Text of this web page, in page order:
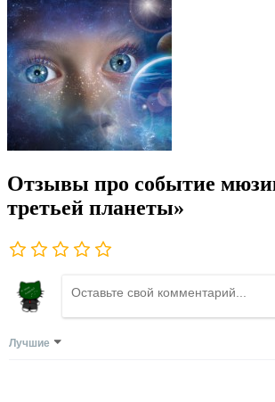
Отзывы про событие
третьей планеты»
Лучшие